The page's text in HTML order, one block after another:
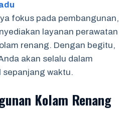
fokus pada pembangunan,
layanan perawatan
renang. Dengan begitu,
akan selalu dalam
sepanjang waktu.
Kolam Renang